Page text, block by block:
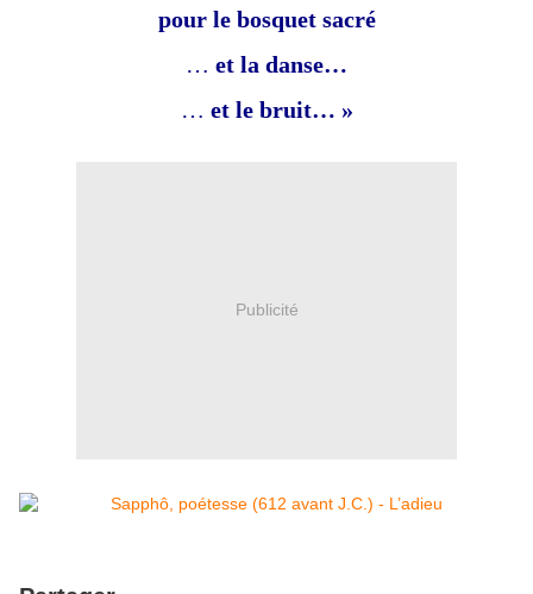
pour le bosquet sacré
… et la danse…
… et le bruit… »
Publicité